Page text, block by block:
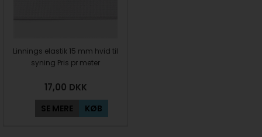
Linnings elastik 15 mm hvid til
syning Pris pr meter
17,00 DKK
SE MERE KØB